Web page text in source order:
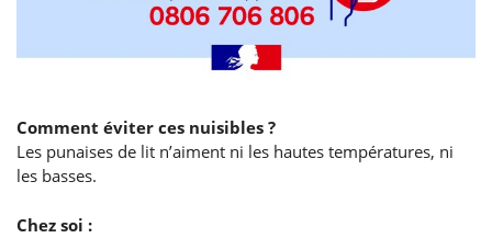
Comment éviter ces nuisibles ?
Les punaises de lit n’aiment ni les hautes températures, ni
les basses.
Chez soi :